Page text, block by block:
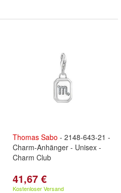
Thomas Sabo - 2148-643-21 -
Charm-Anhänger - Unisex -
Charm Club
41,67 €
Kostenloser Versand